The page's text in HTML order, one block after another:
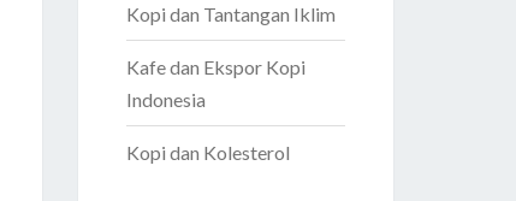
Kopi dan Tantangan Iklim
Kafe dan Ekspor Kopi
Indonesia
Kopi dan Kolesterol